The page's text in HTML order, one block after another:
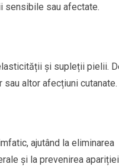
sensibile sau afectate.
și supleții pielii.
altor afecțiuni cutanate.
ajutând la eliminarea
și la prevenirea apariției